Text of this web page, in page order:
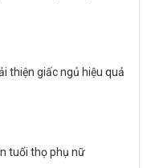
thiện giấc ngủ hiệu quả
tuổi thọ phụ nữ